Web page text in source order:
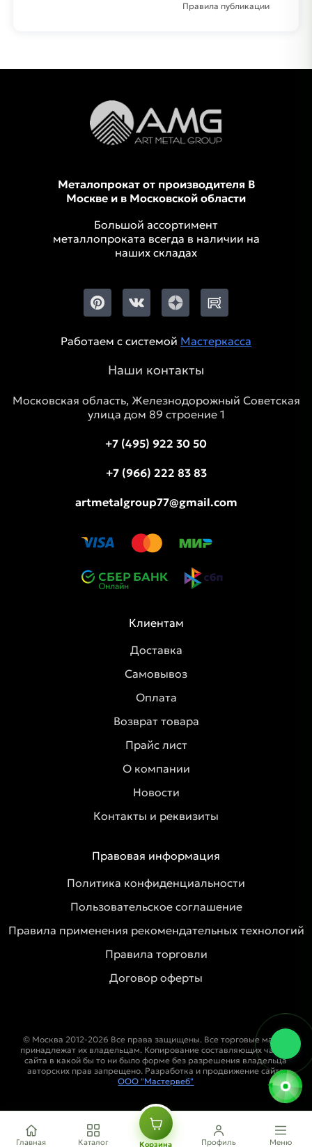
Главная Каталог Корзина Профиль Меню
Правила публикации
Металопрокат от производителя В
Москве и в Московской области
Большой ассортимент
металлопроката всегда в наличии на
наших складах
Работаем с системой Мастеркасса
Наши контакты
Московская область, Железнодорожный Советская
улица дом 89 строение 1
+7 (495) 922 30 50
+7 (966) 222 83 83
artmetalgroup77@gmail.com
Клиентам
Доставка
Самовывоз
Оплата
Возврат товара
Прайс лист
О компании
Новости
Контакты и реквизиты
Правовая информация
Политика конфиденциальности
Пользовательское соглашение
Правила применения рекомендательных технологий
Правила торговли
Договор оферты
© Москва 2012-2026 Все права защищены. Все торговые марки
принадлежат их владельцам. Копирование составляющих частей
сайта в какой бы то ни было форме без разрешения владельца
авторских прав запрещено. Разработка и продвижение сайта
ООО "Мастервеб"